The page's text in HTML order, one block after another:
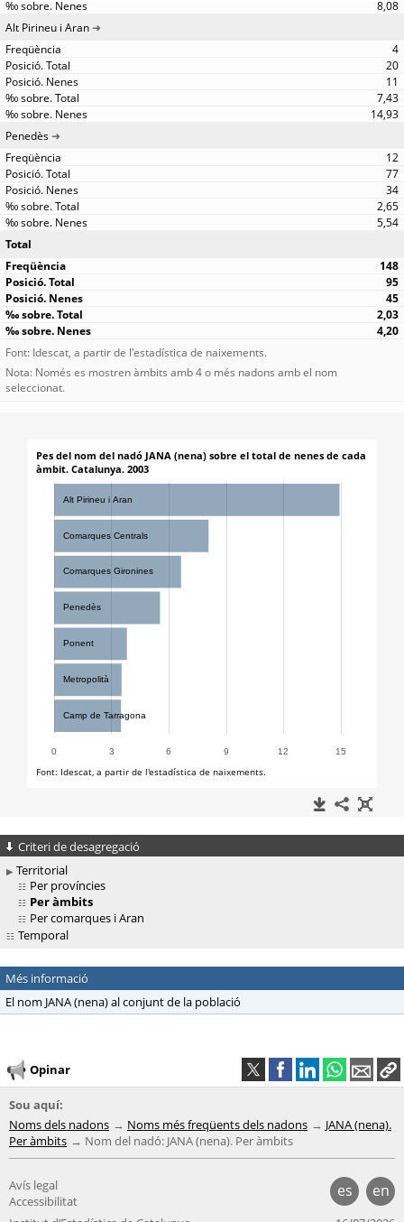
8,08
Alt Pirineu i Aran
4
20
11
7,43
14,93
Penedès
12
77
34
2,65
5,54
Total
148
95
45
2,03
4,20
Font: Idescat, a partir de l'estadística de naixements.
Nota: Només es mostren àmbits amb 4 o més nadons amb el nom
seleccionat.
Criteri de desagregació
Territorial
Per províncies
Per àmbits
Per comarques i Aran
Temporal
Més informació
El nom JANA (nena) al conjunt de la població
Opinar
Sou aquí:
Noms dels nadons
Noms més freqüents dels nadons
JANA (nena).
Per àmbits
Nom del nadó: JANA (nena). Per àmbits
es en
Avís legal
Accessibilitat